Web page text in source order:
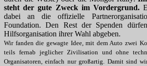
steht der gute Zweck im Vordergrund.
dabei an die offizielle
Foundation. Den Rest der Spenden
Hilfsorganisation ihrer Wahl abgeben.
Wir fanden die gewagte Idee, mit dem Auto zwei
teils fernab jeglicher Zivilisation und ohne
Organisatoren, einfach nur großartig. Damit sind